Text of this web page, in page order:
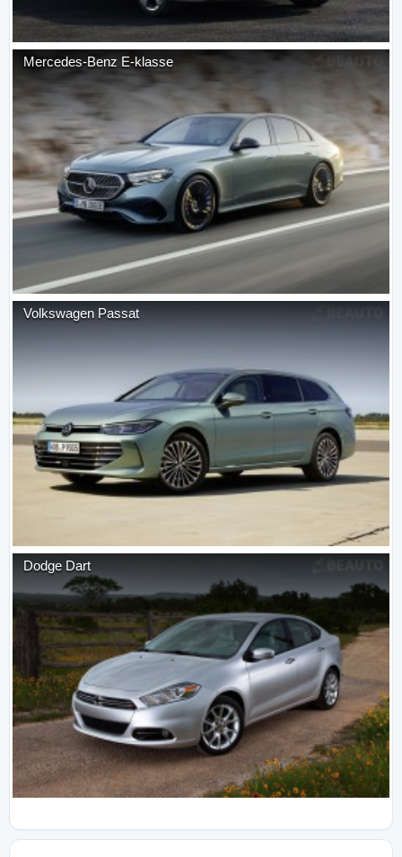
Mercedes-Benz E-klasse
Volkswagen Passat
Dodge Dart